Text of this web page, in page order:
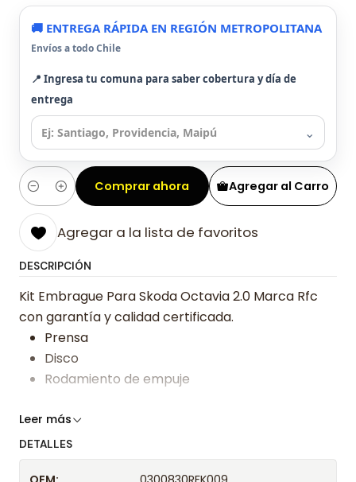
🚚 ENTREGA RÁPIDA EN REGIÓN METROPOLITANA
Envíos a todo Chile
📍 Ingresa tu comuna para saber cobertura y día de
entrega
⌄
Cantidad
Agregar al Carro
Comprar ahora
Agregar a la lista de favoritos
DESCRIPCIÓN
Kit Embrague Para Skoda Octavia 2.0 Marca Rfc
con garantía y calidad certificada.
Prensa
Disco
Rodamiento de empuje
Somos especialistas en embragues desde 2019,
Leer más
DETALLES